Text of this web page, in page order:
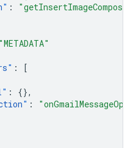
" :
"METADATA"
" :
[
" :
{},
" :